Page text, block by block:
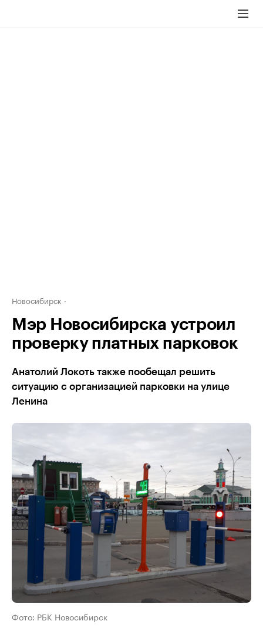
Новосибирск
Мэр Новосибирска устроил
проверку платных парковок
Анатолий Локоть также пообещал решить
ситуацию с организацией парковки на улице
Ленина
Фото: РБК Новосибирск